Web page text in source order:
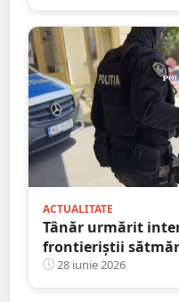
ACTUALITATE
Tânăr urmărit
frontieriștii
următorii trei ani
28 iunie 2026